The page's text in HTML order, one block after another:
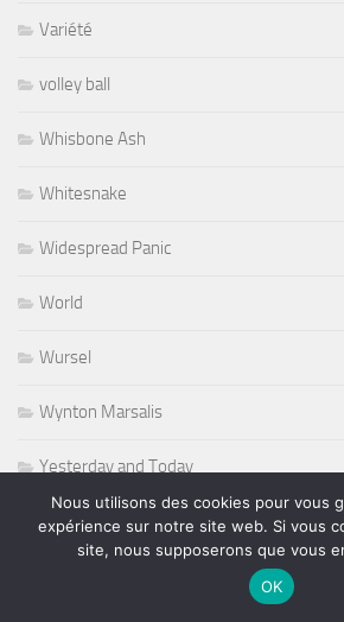
Variété
volley ball
Whisbone Ash
Whitesnake
Widespread Panic
World
Wursel
Wynton Marsalis
Yesterday and Today
Nous utilisons des cookies pour vous
expérience sur notre site web. Si vous
site, nous supposerons que vous
OK